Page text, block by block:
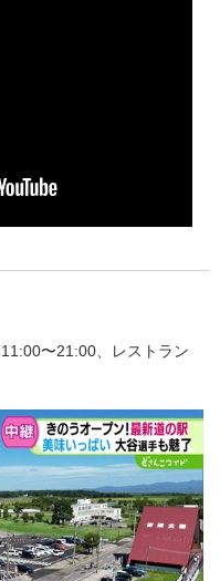
〜21:00、レストラン